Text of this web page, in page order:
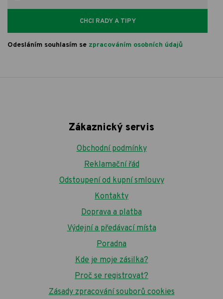
CHCI RADY A TIPY
Odesláním souhlasím se zpracováním osobních údajů
Zákaznický servis
Obchodní podmínky
Reklamační řád
Odstoupení od kupní smlouvy
Kontakty
Doprava a platba
Výdejní a předávací místa
Poradna
Kde je moje zásilka?
Proč se registrovat?
Zásady zpracování souborů cookies